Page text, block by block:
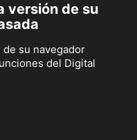
versión de su
su navegador
del Digital